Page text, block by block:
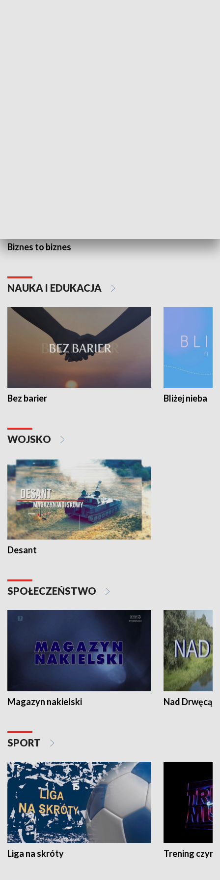
Biznes to biznes
NAUKA I EDUKACJA
Bez barier Bliżej nieba
WOJSKO
Desant
SPOŁECZEŃSTWO
Magazyn nakielski Nad Drwęcą
SPORT
Liga na skróty Trening czyni